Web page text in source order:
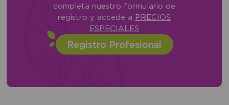
completa nuestro formulario de
registro y accede a PRECIOS
ESPECIALES
Registro Profesional